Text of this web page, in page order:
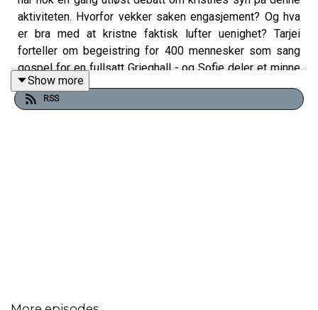
aktiviteten. Hvorfor vekker saken engasjement? Og hva
er bra med at kristne faktisk lufter uenighet? Tarjei
forteller om begeistring for 400 mennesker som sang
gospel for en fullsatt Grieghall - og Sofie deler et minne
om skepsis til lovsang på 1990-tallet.
Show more
RSS